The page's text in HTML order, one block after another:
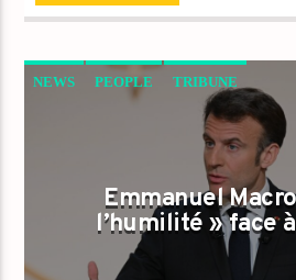
NEWS PEOPLE TRIBUNE
Emmanuel
l’humilité » face